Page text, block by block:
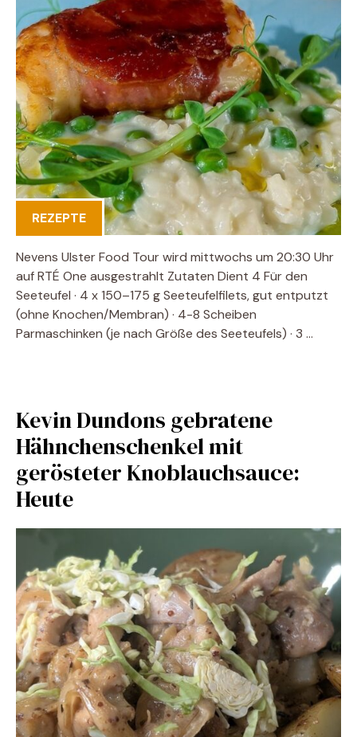
REZEPTE
Nevens Ulster Food Tour wird mittwochs um 20:30 Uhr
auf RTÉ One ausgestrahlt Zutaten Dient 4 Für den
Seeteufel · 4 x 150–175 g Seeteufelfilets, gut entputzt
(ohne Knochen/Membran) · 4-8 Scheiben
Parmaschinken (je nach Größe des Seeteufels) · 3 …
Kevin Dundons gebratene
Hähnchenschenkel mit
gerösteter Knoblauchsauce:
Heute